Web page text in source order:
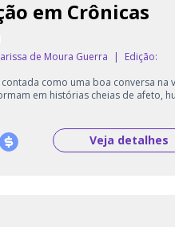
em Crônicas
de Moura Guerra |
Edição:
contada como uma boa conversa na
em histórias cheias de afeto,
Veja detalhes